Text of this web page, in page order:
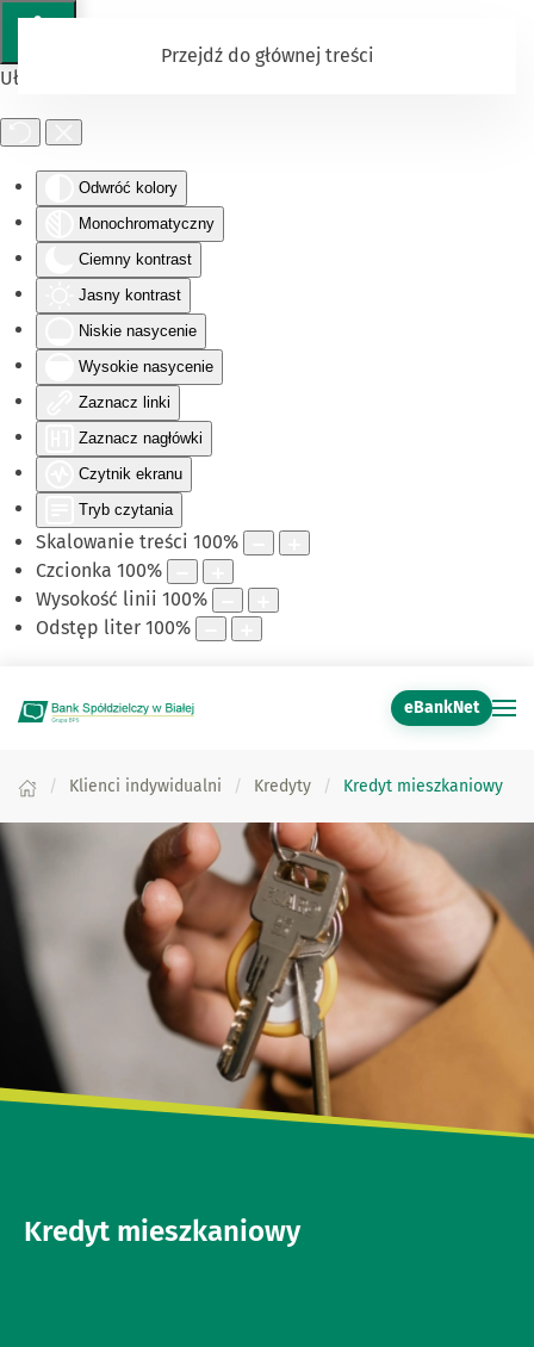
Ułatwienia dostępu
Odwróć kolory
Monochromatyczny
Ciemny kontrast
Jasny kontrast
Niskie nasycenie
Wysokie nasycenie
Zaznacz linki
Zaznacz nagłówki
Czytnik ekranu
Tryb czytania
Skalowanie treści 100%
Czcionka 100%
Wysokość linii 100%
Odstęp liter 100%
Przejdź do głównej treści
eBankNet
Klienci indywidualni Kredyty Kredyt mieszkaniowy
Kredyt mieszkaniowy